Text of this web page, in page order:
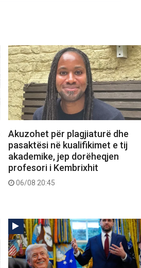
Akuzohet për plagjiaturë dhe
pasaktësi në kualifikimet e tij
akademike, jep dorëheqjen
profesori i Kembrixhit
06/08 20:45